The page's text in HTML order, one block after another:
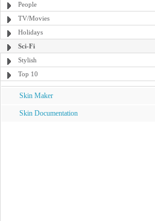
People
TV/Movies
Holidays
Sci-Fi
Stylish
Top 10
Skin Maker
Skin Documentation